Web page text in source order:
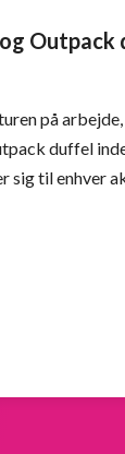
Outpack
på
duffel
sig til enhver